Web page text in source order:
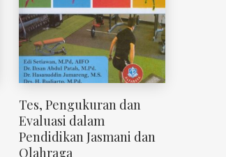
Tes, Pengukuran dan
Evaluasi dalam
Pendidikan Jasmani dan
Olahraga